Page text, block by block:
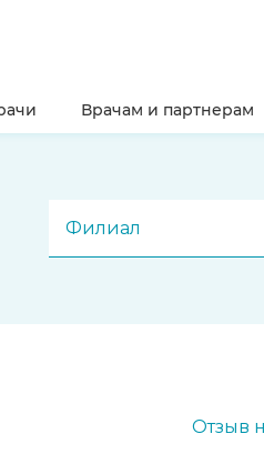
Врачам и партнерам
Филиал
Отзыв